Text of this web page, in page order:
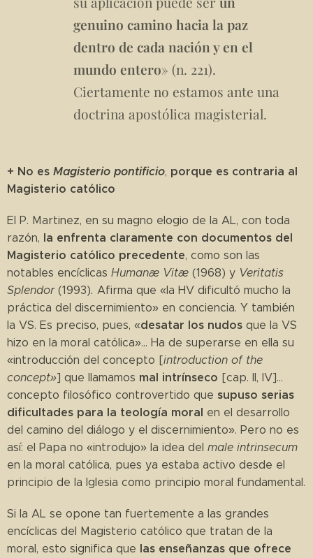
genuino camino hacia la paz
dentro de cada nación y en el
mundo entero» (n. 221).
Ciertamente no estamos ante una
doctrina apostólica magisterial.
+ No es Magisterio pontificio, porque es contraria al
Magisterio católico
El P. Martinez, en su magno elogio de la AL, con toda
razón, la enfrenta claramente con documentos del
Magisterio católico precedente, como son las
notables encíclicas Humanæ Vitæ (1968) y Veritatis
Splendor (1993). Afirma que «la HV dificultó mucho la
práctica del discernimiento» en conciencia. Y también
la VS. Es preciso, pues, «desatar los nudos que la VS
hizo en la moral católica»... Ha de superarse en ella su
«introducción del concepto [introduction of the
concept»] que llamamos mal intrínseco [cap. II, IV]...
concepto filosófico controvertido que supuso serias
dificultades para la teología moral en el desarrollo
del camino del diálogo y el discernimiento». Pero no es
así: el Papa no «introdujo» la idea del male intrinsecum
en la moral católica, pues ya estaba activo desde el
principio de la Iglesia como principio moral fundamental.
Si la AL se opone tan fuertemente a las grandes
encíclicas del Magisterio católico que tratan de la
moral, esto significa que las enseñanzas que ofrece